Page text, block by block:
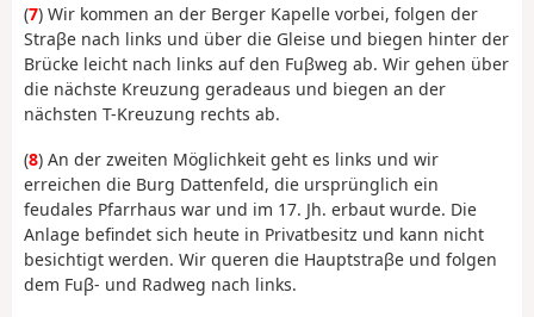
(7) Wir kommen an der Berger Kapelle vorbei, folgen der
Straβe nach links und über die Gleise und biegen hinter der
Brücke leicht nach links auf den Fuβweg ab. Wir gehen über
die nächste Kreuzung geradeaus und biegen an der
nächsten T-Kreuzung rechts ab.
(8) An der zweiten Möglichkeit geht es links und wir
erreichen die Burg Dattenfeld, die ursprünglich ein
feudales Pfarrhaus war und im 17. Jh. erbaut wurde. Die
Anlage befindet sich heute in Privatbesitz und kann nicht
besichtigt werden. Wir queren die Hauptstraβe und folgen
dem Fuβ- und Radweg nach links.